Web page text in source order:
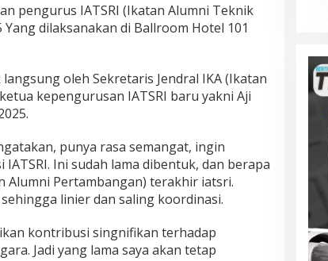
pengurus IATSRI (Ikatan Alumni Teknik
dilaksanakan di Ballroom Hotel 101
oleh Sekretaris Jendral IKA (Ikatan
kepengurusan IATSRI baru yakni Aji
punya rasa semangat, ingin
Ini sudah lama dibentuk, dan berapa
Alumni Pertambangan) terakhir iatsri.
linier dan saling koordinasi.
kontribusi singnifikan terhadap
Jadi yang lama saya akan tetap